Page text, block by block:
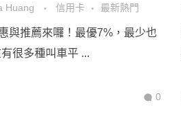
Huang 信用卡 最新熱門
與推薦來囉！最優7%，最少也
很多種叫車平 ...
0